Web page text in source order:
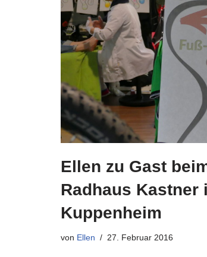
Ellen zu Gast
Radhaus Kastner
Kuppenheim
von Ellen 27. Februar 2016